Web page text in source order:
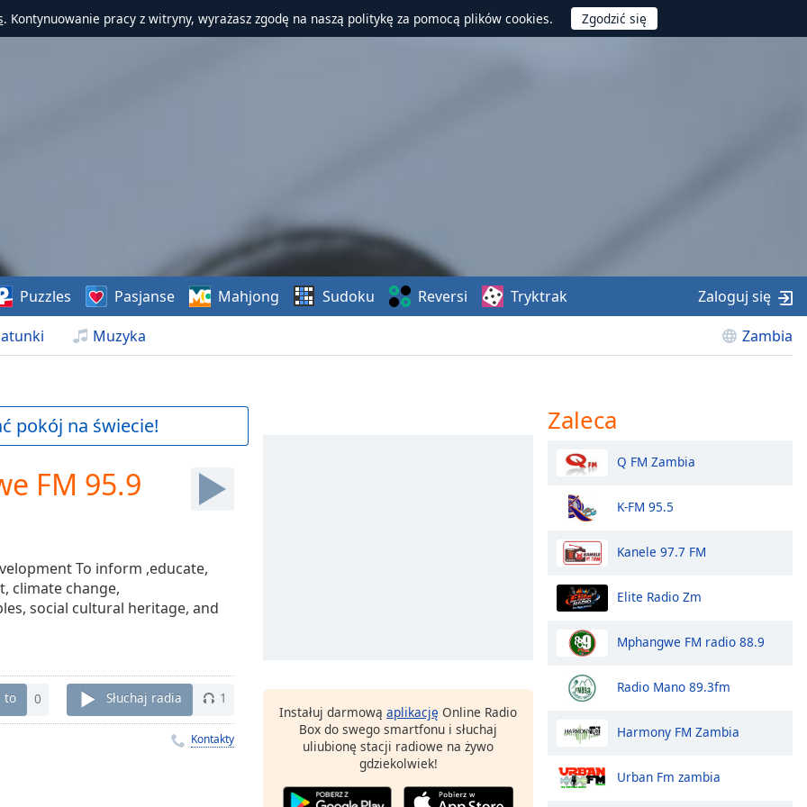
. Kontynuowanie pracy z witryny, wyrażasz zgodę na naszą politykę za pomocą plików cookies.
Muzyka Zambia
Puzzles Pasjanse Mahjong Sudoku Reversi Tryktrak Zaloguj się
pokój na świecie!
FM 95.9
To inform ,educate,
climate change,
social cultural heritage, and
to 0 Słuchaj radia 1
Kontakty
Instałuj darmową aplikację Online Radio
Box do swego smartfonu i słuchaj
uliubionę stacji radiowe na żywo
gdziekolwiek!
Zaleca
Q FM Zambia
K-FM 95.5
Kanele 97.7 FM
Elite Radio Zm
Mphangwe FM radio 88.9
Radio Mano 89.3fm
Harmony FM Zambia
Urban Fm zambia